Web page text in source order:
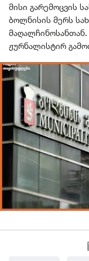
მისი გარემოცვის
ბოლნისის მერს
ჟურნალისტირ